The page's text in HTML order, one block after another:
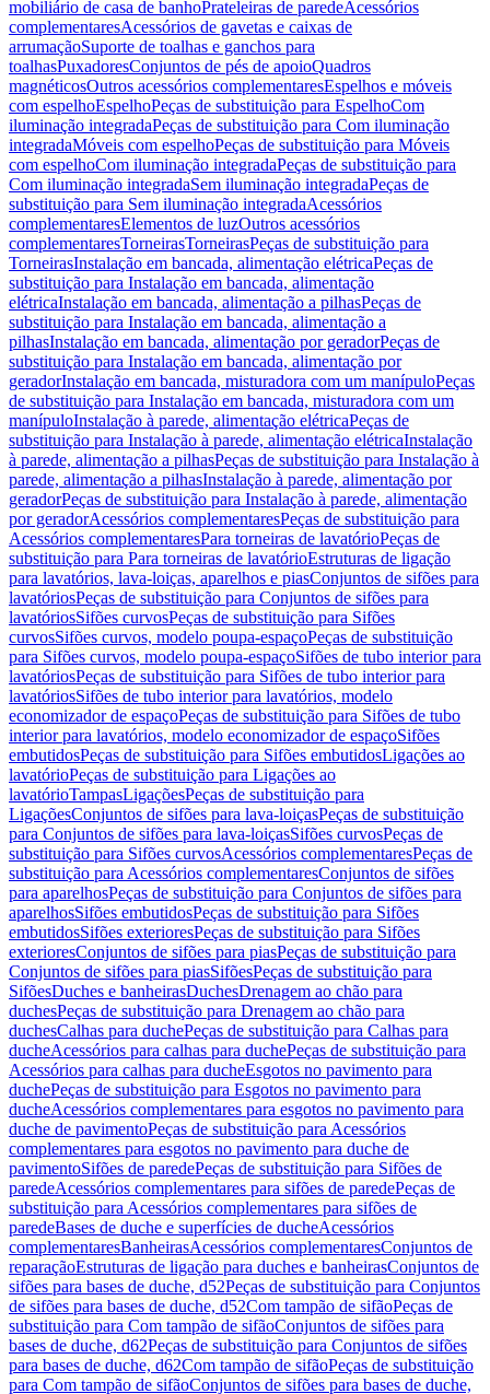
mobiliário de casa de banhoPrateleiras de paredeAcessórios
complementaresAcessórios de gavetas e caixas de
arrumaçãoSuporte de toalhas e ganchos para
toalhasPuxadoresConjuntos de pés de apoioQuadros
magnéticosOutros acessórios complementaresEspelhos e móveis
com espelhoEspelhoPeças de substituição para EspelhoCom
iluminação integradaPeças de substituição para Com iluminação
integradaMóveis com espelhoPeças de substituição para Móveis
com espelhoCom iluminação integradaPeças de substituição para
Com iluminação integradaSem iluminação integradaPeças de
substituição para Sem iluminação integradaAcessórios
complementaresElementos de luzOutros acessórios
complementaresTorneirasTorneirasPeças de substituição para
TorneirasInstalação em bancada, alimentação elétricaPeças de
substituição para Instalação em bancada, alimentação
elétricaInstalação em bancada, alimentação a pilhasPeças de
substituição para Instalação em bancada, alimentação a
pilhasInstalação em bancada, alimentação por geradorPeças de
substituição para Instalação em bancada, alimentação por
geradorInstalação em bancada, misturadora com um manípuloPeças
de substituição para Instalação em bancada, misturadora com um
manípuloInstalação à parede, alimentação elétricaPeças de
substituição para Instalação à parede, alimentação elétricaInstalação
à parede, alimentação a pilhasPeças de substituição para Instalação à
parede, alimentação a pilhasInstalação à parede, alimentação por
geradorPeças de substituição para Instalação à parede, alimentação
por geradorAcessórios complementaresPeças de substituição para
Acessórios complementaresPara torneiras de lavatórioPeças de
substituição para Para torneiras de lavatórioEstruturas de ligação
para lavatórios, lava-loiças, aparelhos e piasConjuntos de sifões para
lavatóriosPeças de substituição para Conjuntos de sifões para
lavatóriosSifões curvosPeças de substituição para Sifões
curvosSifões curvos, modelo poupa-espaçoPeças de substituição
para Sifões curvos, modelo poupa-espaçoSifões de tubo interior para
lavatóriosPeças de substituição para Sifões de tubo interior para
lavatóriosSifões de tubo interior para lavatórios, modelo
economizador de espaçoPeças de substituição para Sifões de tubo
interior para lavatórios, modelo economizador de espaçoSifões
embutidosPeças de substituição para Sifões embutidosLigações ao
lavatórioPeças de substituição para Ligações ao
lavatórioTampasLigaçõesPeças de substituição para
LigaçõesConjuntos de sifões para lava-loiçasPeças de substituição
para Conjuntos de sifões para lava-loiçasSifões curvosPeças de
substituição para Sifões curvosAcessórios complementaresPeças de
substituição para Acessórios complementaresConjuntos de sifões
para aparelhosPeças de substituição para Conjuntos de sifões para
aparelhosSifões embutidosPeças de substituição para Sifões
embutidosSifões exterioresPeças de substituição para Sifões
exterioresConjuntos de sifões para piasPeças de substituição para
Conjuntos de sifões para piasSifõesPeças de substituição para
SifõesDuches e banheirasDuchesDrenagem ao chão para
duchesPeças de substituição para Drenagem ao chão para
duchesCalhas para duchePeças de substituição para Calhas para
ducheAcessórios para calhas para duchePeças de substituição para
Acessórios para calhas para ducheEsgotos no pavimento para
duchePeças de substituição para Esgotos no pavimento para
ducheAcessórios complementares para esgotos no pavimento para
duche de pavimentoPeças de substituição para Acessórios
complementares para esgotos no pavimento para duche de
pavimentoSifões de paredePeças de substituição para Sifões de
paredeAcessórios complementares para sifões de paredePeças de
substituição para Acessórios complementares para sifões de
paredeBases de duche e superfícies de ducheAcessórios
complementaresBanheirasAcessórios complementaresConjuntos de
reparaçãoEstruturas de ligação para duches e banheirasConjuntos de
sifões para bases de duche, d52Peças de substituição para Conjuntos
de sifões para bases de duche, d52Com tampão de sifãoPeças de
substituição para Com tampão de sifãoConjuntos de sifões para
bases de duche, d62Peças de substituição para Conjuntos de sifões
para bases de duche, d62Com tampão de sifãoPeças de substituição
para Com tampão de sifãoConjuntos de sifões para bases de duche,